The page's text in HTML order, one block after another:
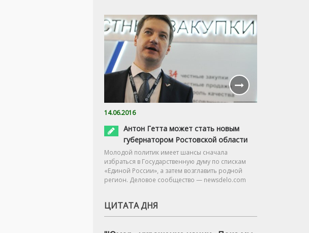
14.06.2016
Антон Гетта может стать новым
губернатором Ростовской области
Молодой политик имеет шансы сначала
избраться в Государственную думу по спискам
«Единой России», а затем возглавить родной
регион. Деловое сообщество — newsdelo.com
ЦИТАТА ДНЯ